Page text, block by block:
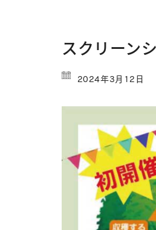
スクリーン
2024年3月12日